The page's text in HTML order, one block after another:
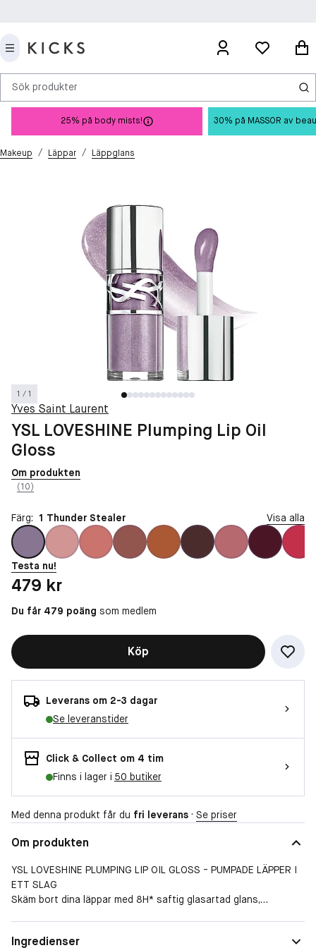
Sök produkter
25% på body mists! 30% på MASSOR av
Makeup / Läppar / Läppglans
1 / 1
Yves Saint Laurent
YSL LOVESHINE Plumping Lip Oil
Gloss
Om produkten
(10)
Färg: 1 Thunder Stealer Visa alla
Testa nu!
Pris: 479 kr
479 kr
Du får 479 poäng som medlem
Köp
Leverans om 2-3 dagar
Se leveranstider
Click & Collect om 4 tim
Finns i lager i 50 butiker
Med denna produkt får du fri leverans · Se priser
Om produkten
YSL LOVESHINE PLUMPING LIP OIL GLOSS - PUMPADE LÄPPER I
ETT SLAG
Skäm bort dina läppar med 8H* saftig glasartad glans,
läppar ser omedelbart glansiga, puffigare och studsare ut med
Ingredienser